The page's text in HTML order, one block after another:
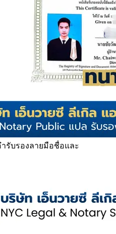
รับรองลายมือชื่อและ